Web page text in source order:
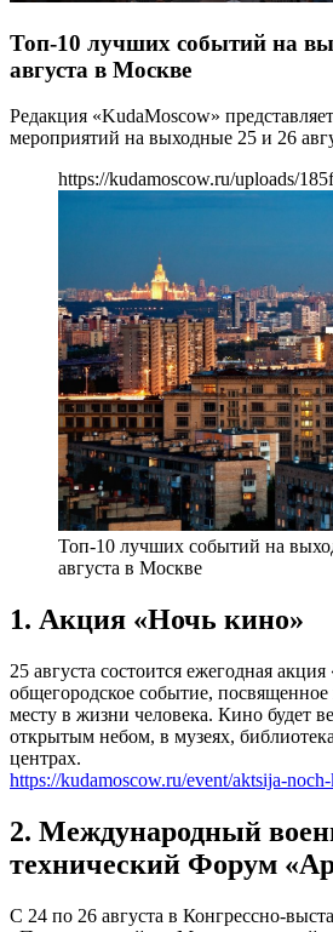
Топ-10 лучших событий на
августа в Москве
Редакция «KudaMoscow»
мероприятий на выходные 25 и 26
https://kudamoscow.ru/uploads/
Топ-10 лучших событий на
августа в Москве
1. Акция «Ночь кино»
25 августа состоится ежегодная
общегородское событие,
месту в жизни человека. Кино будет
открытым небом, в музеях,
центрах.
https://kudamoscow.ru/event/aktsija-
2. Международный
технический Форум
С 24 по 26 августа в Конгрессно-